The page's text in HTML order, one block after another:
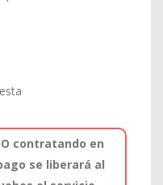
contratando en
se liberará al